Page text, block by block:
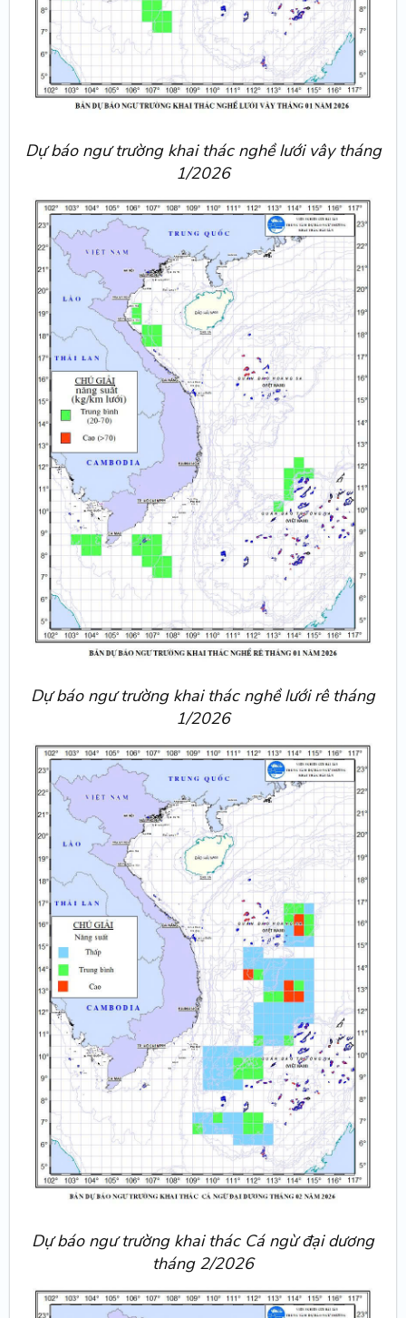
Dự báo ngư trường khai thác nghề lưới vây tháng
1/2026
Dự báo ngư trường khai thác nghề lưới rê tháng
1/2026
Dự báo ngư trường khai thác Cá ngừ đại dương
tháng 2/2026